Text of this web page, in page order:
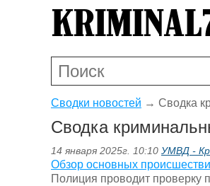
Сводки новостей → Сводка
Сводка
14 января 2025г. 10:10 УМВД -
Обзор основных
Полиция проводит проверку